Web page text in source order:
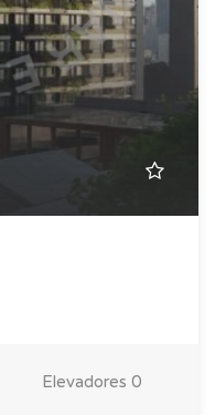
Elevadores 0